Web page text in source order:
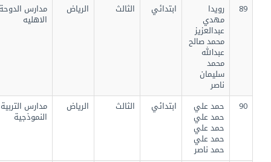
رويدا
مهدي
عبدالعزيز
محمد صالح
عبدالله
محمد
سليمان
ابتدائي الثالث الرياض مدارس الدوحة
الاهليه
حمد علي
حمد علي
حمد علي
حمد علي
حمد ناصر
ابتدائي الثالث الرياض مدارس التربية
النموذجية